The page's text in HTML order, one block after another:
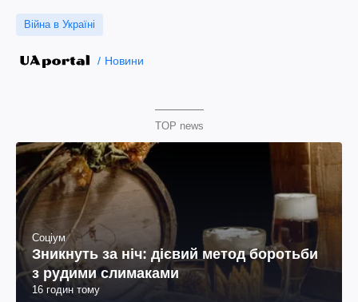
Війна в Україні
Новини
TOP news
Соціум
Зникнуть за ніч: дієвий метод боротьби
з рудими слимаками
16 годин тому